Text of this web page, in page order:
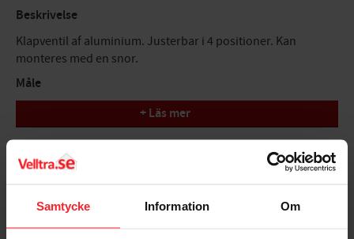
Samtycke Information Om
Beskrivelse
Klapventil af aluminium. Justerbar i 4 positioner. Kan
monteres med en snor.
Måle
B: 175mm
D: 25mm
+ Läs mer
Bedømmelser